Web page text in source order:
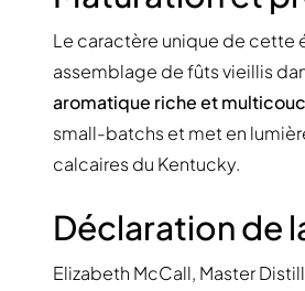
Le caractère unique de cette
assemblage de fûts vieillis
aromatique riche et
small-batchs et met en
calcaires du Kentucky.
Déclaration de
Elizabeth McCall, Master